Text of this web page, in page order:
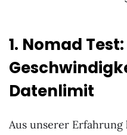
1. Nomad
Datenlimit
Aus unserer